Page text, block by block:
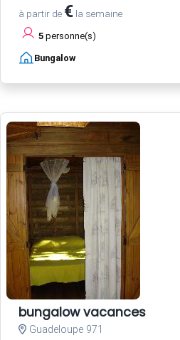
à partir de € la semaine
5 personne(s)
Bungalow
bungalow vacances
Guadeloupe 971